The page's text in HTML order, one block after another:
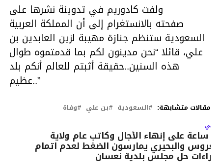
ولفت كادوريم في تدوينة نشرها على
صفحته بالانستغرام إلى أن المملكة العربية
السعودية ستنظم جنازة مهيبة لزين العابدين بن
علي، قائلا “نحن مدينون لكم بما قدمتموه طوال
هذه السنين..حقيقة أثبتم للعالم أنكم بلد
عظيم..”
مقالات متشابهة: السعودية بن علي وفاة
24 ساعة على إنهاء الأجال وكاتب عام ولاية
والبحيري يمارسون الضغط لعدم اتمام
حل مجلس بلدية نعسان